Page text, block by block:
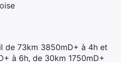
de 73km 3850mD+ à 4h et
à 6h, de 30km 1750mD+